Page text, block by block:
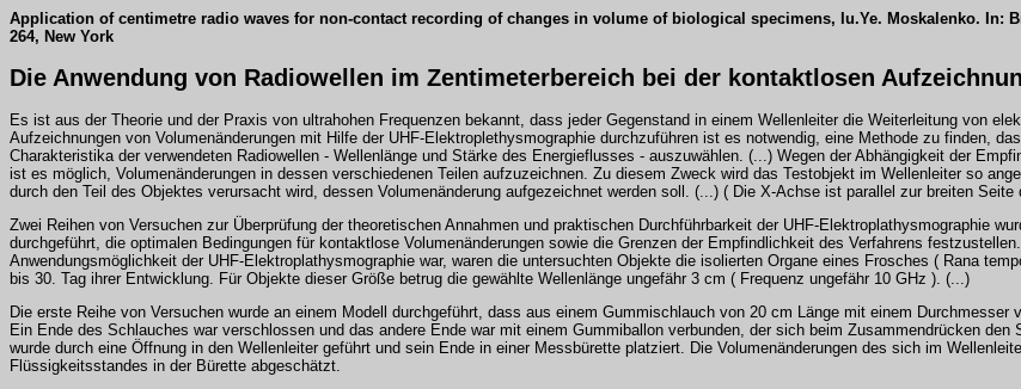
Application of centimetre radio waves for non-contact recording of changes in volume of biological specimens, Iu.Ye. Moskalenko. In:
264, New York
Die Anwendung von Radiowellen im Zentimeterbereich bei der kontaktlosen
Es ist aus der Theorie und der Praxis von ultrahohen Frequenzen bekannt, dass jeder Gegenstand in einem Wellenleiter die Weiterleitung von
Aufzeichnungen von Volumenänderungen mit Hilfe der UHF-Elektroplethysmographie durchzuführen ist es notwendig, eine Methode zu finden,
Charakteristika der verwendeten Radiowellen - Wellenlänge und Stärke des Energieflusses - auszuwählen. (...) Wegen der Abhängigkeit der
ist es möglich, Volumenänderungen in dessen verschiedenen Teilen aufzuzeichnen. Zu diesem Zweck wird das Testobjekt im Wellenleiter so
durch den Teil des Objektes verursacht wird, dessen Volumenänderung aufgezeichnet werden soll. (...) ( Die X-Achse ist parallel zur breiten
Zwei Reihen von Versuchen zur Überprüfung der theoretischen Annahmen und praktischen Durchführbarkeit der UHF-Elektroplathysmographie
durchgeführt, die optimalen Bedingungen für kontaktlose Volumenänderungen sowie die Grenzen der Empfindlichkeit des Verfahrens
Anwendungsmöglichkeit der UHF-Elektroplathysmographie war, waren die untersuchten Objekte die isolierten Organe eines Frosches ( Rana
bis 30. Tag ihrer Entwicklung. Für Objekte dieser Größe betrug die gewählte Wellenlänge ungefähr 3 cm ( Frequenz ungefähr 10 GHz ). (...)
Die erste Reihe von Versuchen wurde an einem Modell durchgeführt, dass aus einem Gummischlauch von 20 cm Länge mit einem
Ein Ende des Schlauches war verschlossen und das andere Ende war mit einem Gummiballon verbunden, der sich beim Zusammendrücken
wurde durch eine Öffnung in den Wellenleiter geführt und sein Ende in einer Messbürette platziert. Die Volumenänderungen des sich im
Flüssigkeitsstandes in der Bürette abgeschätzt.